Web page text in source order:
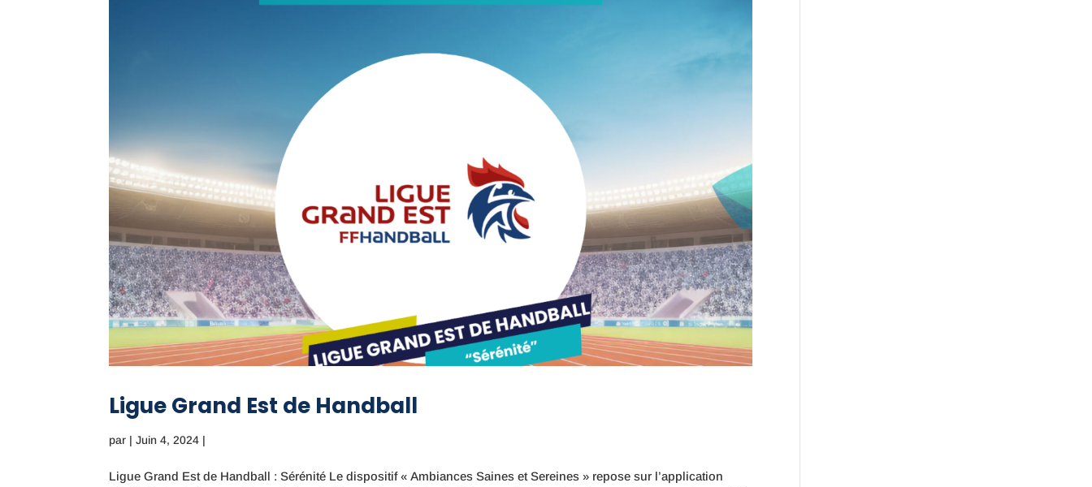
Ligue Grand Est de Handball
par |Juin 4, 2024 |
Ligue Grand Est de Handball : Sérénité Le dispositif « Ambiances Saines et Sereines » repose sur l’application